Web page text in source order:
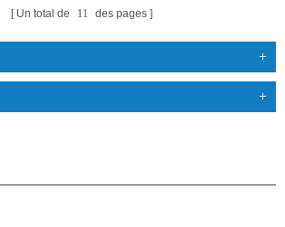
Un total de 11 des pages